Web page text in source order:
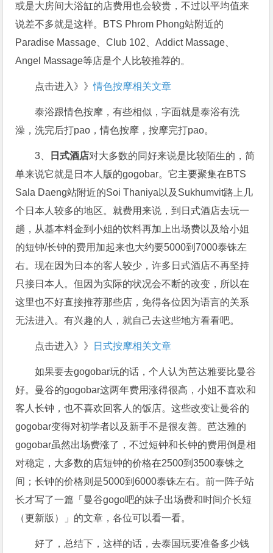
或是大房间大浴缸的店费用也会较贵，不过以平均值来
说差不多就是这样。BTS Phrom Phong站附近的
Paradise Massage、Club 102、Addict Massage、
Angel Massage等店是个人比较推荐的。
点击进入》》情色按摩相关文章
泰浴跟情色按摩，有些相似，字面就是泰浴有洗
澡，洗完后打pao，情色按摩，按摩完打pao。
3、 日式酒店对大多数的同好来说是比较陌生的，简
单来说它就是日本人版的gogobar。它主要聚集在BTS
Sala Daeng站附近的Soi Thaniya以及Sukhumvit路上几
个日本人较多的地区。就费用来说，到日式酒店去玩一
趟，从基本料金到小姐的饮料再加上出场费以及给小姐
的短钟/长钟的费用加起来也大约要5000到7000泰铢左
右。现在因为日本的客人较少，许多日式酒店不再坚持
只接日本人。但因为实际的状况会不断的改变，所以在
这里也不好直接推荐那些店，免得各位因为语言的关系
无法进入。有兴趣的人，就自己去这些地方看看吧。
点击进入》》 日式按摩相关文章
如果要去gogobar玩的话，个人认为芭达雅要比曼谷
好。曼谷的gogobar这两年费用涨得很高，小姐不喜欢和
客人长钟，也不喜欢回客人的饭店。这些改变让曼谷的
gogobar变得对初学者以及新手不是很友善。芭达雅的
gogobar虽然出场费涨了，不过短钟和长钟的费用倒是相
对稳定，大多数的店短钟的价格在2500到3500泰铢之
间；长钟的价格则是5000到6000泰铢左右。前一阵子站
长才写了一篇「曼谷gogo吧的妹子出场费和时间介长短
（更新版）」的文章，各位可以看一看。
好了，总结下，这样的话，去泰国玩要准备多少钱